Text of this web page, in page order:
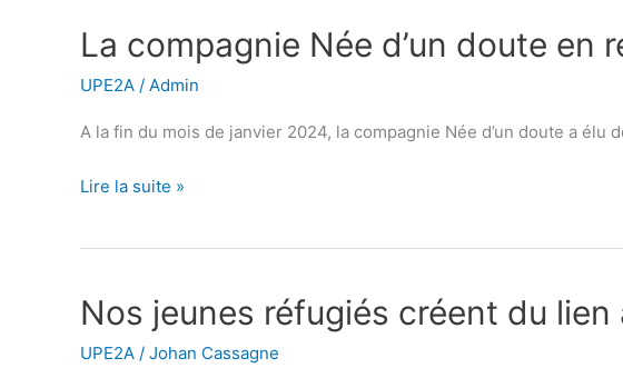
La compagnie Née d’un doute en
UPE2A / Admin
A la fin du mois de janvier 2024, la compagnie Née d’un doute a
La
Née
d’un
en
Lire la suite »
Nos jeunes réfugiés créent du
UPE2A / Johan Cassagne
Nos
réfugiés